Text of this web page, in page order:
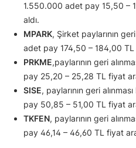
1.550.000 adet pay 15,50 –
aldı.
MPARK, Şirket paylarının
adet pay 174,50 – 184,00 TL
PRKME,paylarının geri
pay 25,20 – 25,28 TL fiyat
SISE, paylarının geri
pay 50,85 – 51,00 TL fiyat
TKFEN, paylarının geri
pay 46,14 – 46,60 TL fiyat